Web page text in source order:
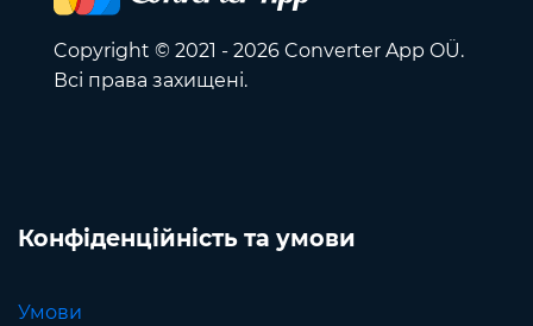
Copyright © 2021 - 2026 Converter App OÜ.
Всі права захищені.
Конфіденційність та умови
Умови